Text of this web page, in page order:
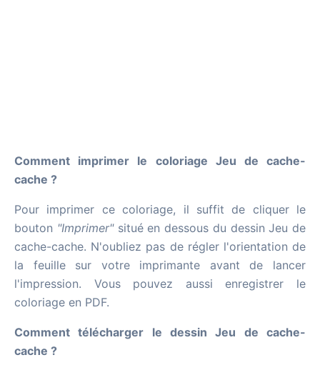
Comment imprimer le coloriage Jeu de cache-
cache ?
Pour imprimer ce coloriage, il suffit de cliquer le
bouton "Imprimer"situé en dessous du dessin Jeu de
cache-cache. N'oubliez pas de régler l'orientation de
la feuille sur votre imprimante avant de lancer
l'impression. Vous pouvez aussi enregistrer le
coloriage en PDF.
Comment télécharger le dessin Jeu de cache-
cache ?